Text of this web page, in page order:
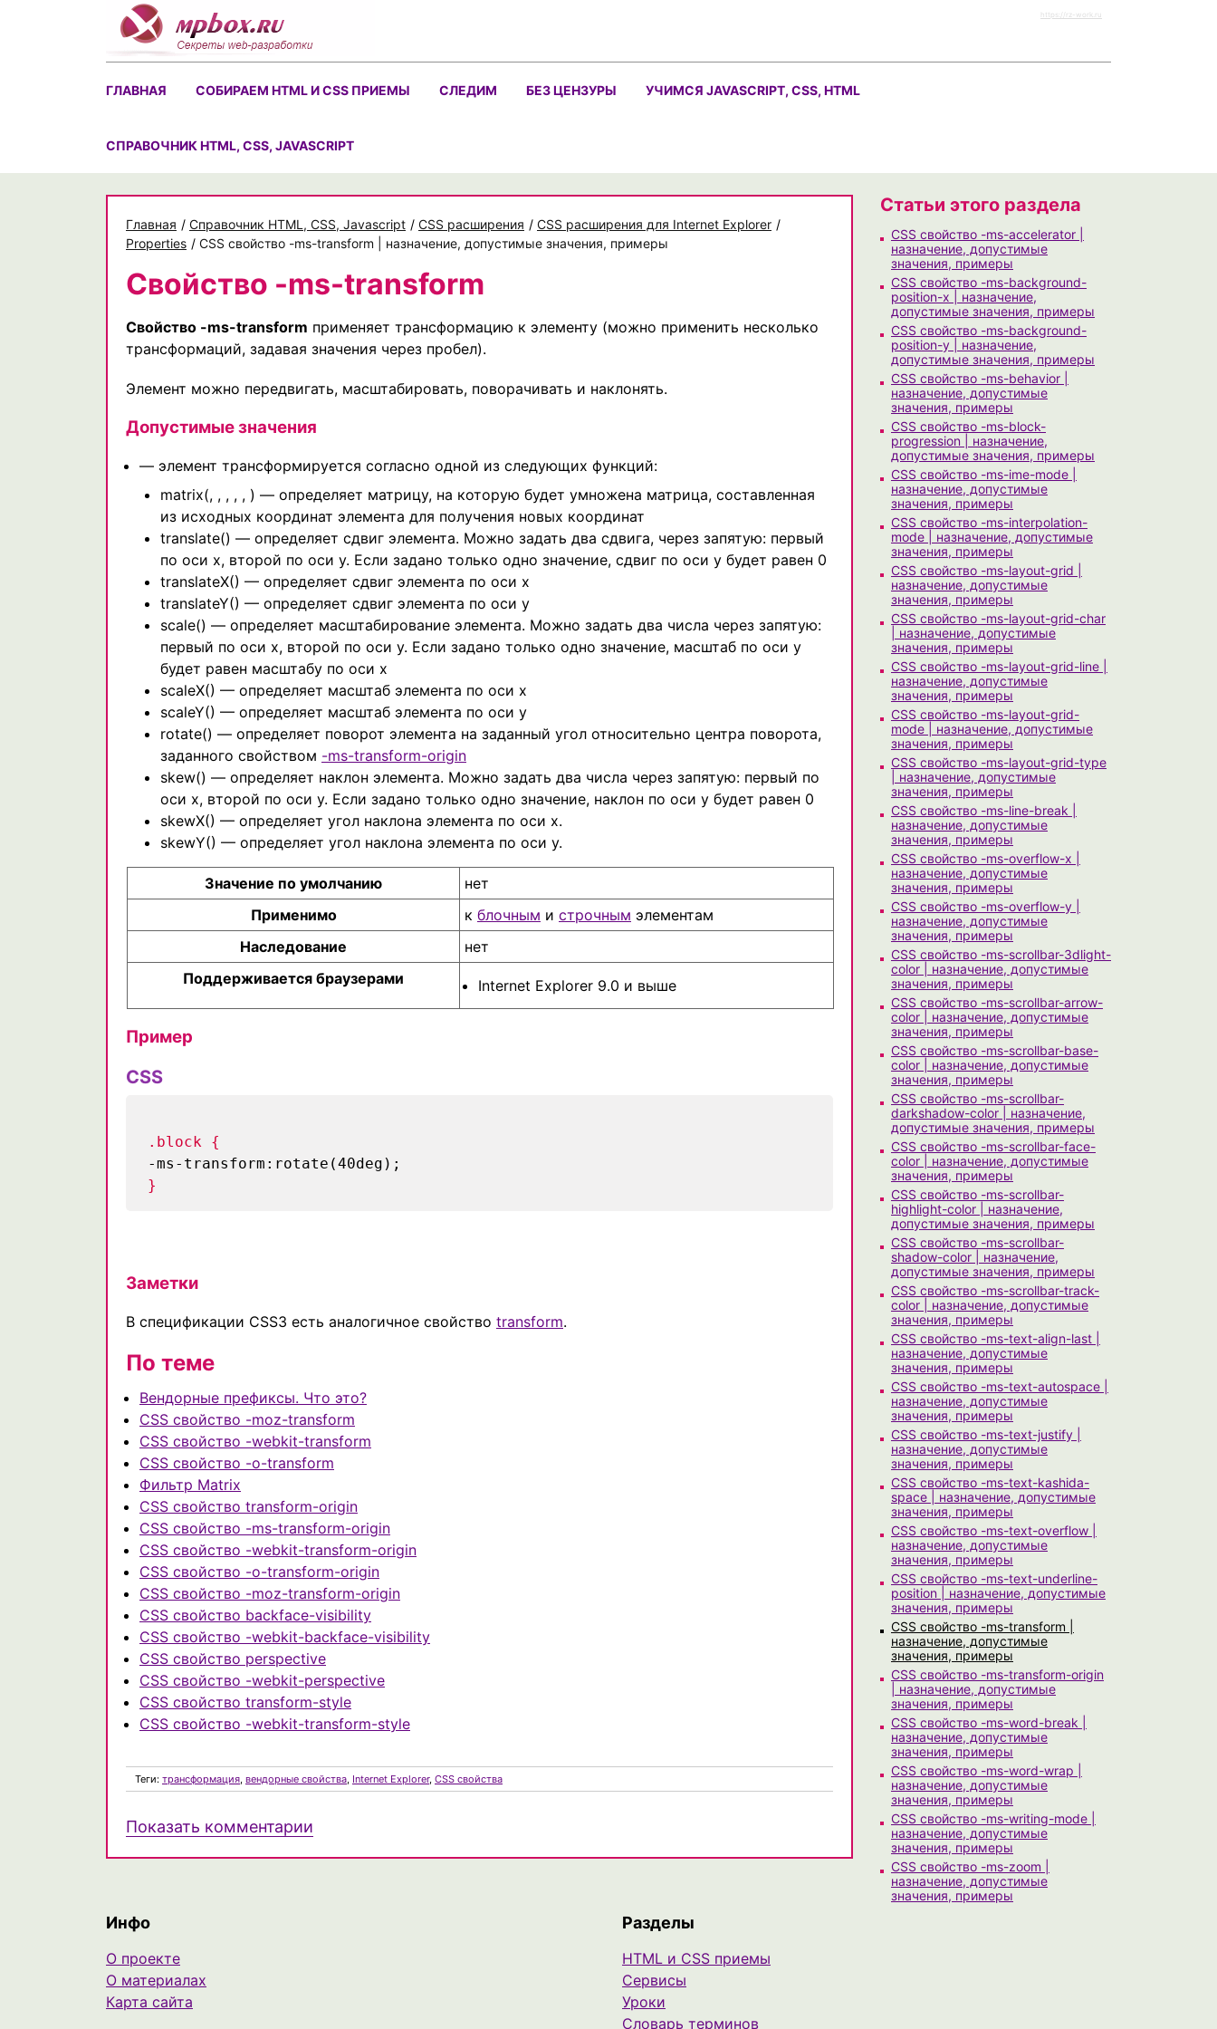
https://rz-work.ru
ГЛАВНАЯ СОБИРАЕМ HTML И CSS ПРИЕМЫ СЛЕДИМ БЕЗ ЦЕНЗУРЫ УЧИМСЯ JAVASCRIPT, CSS, HTML
CПРАВОЧНИК HTML, CSS, JAVASCRIPT
Главная / Cправочник HTML, CSS, Javascript / CSS расширения / CSS расширения для Internet Explorer /
Properties / CSS свойство -ms-transform | назначение, допустимые значения, примеры
Свойство -ms-transform
Свойство -ms-transform применяет трансформацию к элементу (можно применить несколько
трансформаций, задавая значения через пробел).
Элемент можно передвигать, масштабировать, поворачивать и наклонять.
Допустимые значения
— элемент трансформируется согласно одной из следующих функций:
matrix(, , , , , ) — определяет матрицу, на которую будет умножена матрица, составленная
из исходных координат элемента для получения новых координат
translate() — определяет сдвиг элемента. Можно задать два сдвига, через запятую: первый
по оси x, второй по оси y. Если задано только одно значение, сдвиг по оси y будет равен 0
translateX() — определяет сдвиг элемента по оси x
translateY() — определяет сдвиг элемента по оси y
scale() — определяет масштабирование элемента. Можно задать два числа через запятую:
первый по оси x, второй по оси y. Если задано только одно значение, масштаб по оси y
будет равен масштабу по оси x
scaleX() — определяет масштаб элемента по оси x
scaleY() — определяет масштаб элемента по оси y
rotate() — определяет поворот элемента на заданный угол относительно центра поворота,
заданного свойством -ms-transform-origin
skew() — определяет наклон элемента. Можно задать два числа через запятую: первый по
оси x, второй по оси y. Если задано только одно значение, наклон по оси y будет равен 0
skewX() — определяет угол наклона элемента по оси x.
skewY() — определяет угол наклона элемента по оси y.
Значение по умолчанию
нет
Применимо
к блочным и строчным элементам
Наследование
нет
Поддерживается браузерами
Internet Explorer 9.0 и выше
Пример
CSS
.block {
-ms-transform:rotate(40deg);
}
Заметки
В спецификации CSS3 есть аналогичное свойство transform.
По теме
Вендорные префиксы. Что это?
CSS свойство -moz-transform
CSS свойство -webkit-transform
CSS свойство -o-transform
Фильтр Matrix
CSS свойство transform-origin
CSS свойство -ms-transform-origin
CSS свойство -webkit-transform-origin
CSS свойство -o-transform-origin
CSS свойство -moz-transform-origin
CSS свойство backface-visibility
CSS свойство -webkit-backface-visibility
CSS свойство perspective
CSS свойство -webkit-perspective
CSS свойство transform-style
CSS свойство -webkit-transform-style
Теги: трансформация, вендорные свойства, Internet Explorer, CSS свойства
Показать комментарии
Статьи этого раздела
CSS свойство -ms-accelerator |
назначение, допустимые
значения, примеры
CSS свойство -ms-background-
position-x | назначение,
допустимые значения, примеры
CSS свойство -ms-background-
position-y | назначение,
допустимые значения, примеры
CSS свойство -ms-behavior |
назначение, допустимые
значения, примеры
CSS свойство -ms-block-
progression | назначение,
допустимые значения, примеры
CSS свойство -ms-ime-mode |
назначение, допустимые
значения, примеры
CSS свойство -ms-interpolation-
mode | назначение, допустимые
значения, примеры
CSS свойство -ms-layout-grid |
назначение, допустимые
значения, примеры
CSS свойство -ms-layout-grid-char
| назначение, допустимые
значения, примеры
CSS свойство -ms-layout-grid-line |
назначение, допустимые
значения, примеры
CSS свойство -ms-layout-grid-
mode | назначение, допустимые
значения, примеры
CSS свойство -ms-layout-grid-type
| назначение, допустимые
значения, примеры
CSS свойство -ms-line-break |
назначение, допустимые
значения, примеры
CSS свойство -ms-overflow-x |
назначение, допустимые
значения, примеры
CSS свойство -ms-overflow-y |
назначение, допустимые
значения, примеры
CSS свойство -ms-scrollbar-3dlight-
color | назначение, допустимые
значения, примеры
CSS свойство -ms-scrollbar-arrow-
color | назначение, допустимые
значения, примеры
CSS свойство -ms-scrollbar-base-
color | назначение, допустимые
значения, примеры
CSS свойство -ms-scrollbar-
darkshadow-color | назначение,
допустимые значения, примеры
CSS свойство -ms-scrollbar-face-
color | назначение, допустимые
значения, примеры
CSS свойство -ms-scrollbar-
highlight-color | назначение,
допустимые значения, примеры
CSS свойство -ms-scrollbar-
shadow-color | назначение,
допустимые значения, примеры
CSS свойство -ms-scrollbar-track-
color | назначение, допустимые
значения, примеры
CSS свойство -ms-text-align-last |
назначение, допустимые
значения, примеры
CSS свойство -ms-text-autospace |
назначение, допустимые
значения, примеры
CSS свойство -ms-text-justify |
назначение, допустимые
значения, примеры
CSS свойство -ms-text-kashida-
space | назначение, допустимые
значения, примеры
CSS свойство -ms-text-overflow |
назначение, допустимые
значения, примеры
CSS свойство -ms-text-underline-
position | назначение, допустимые
значения, примеры
CSS свойство -ms-transform |
назначение, допустимые
значения, примеры
CSS свойство -ms-transform-origin
| назначение, допустимые
значения, примеры
CSS свойство -ms-word-break |
назначение, допустимые
значения, примеры
CSS свойство -ms-word-wrap |
назначение, допустимые
значения, примеры
CSS свойство -ms-writing-mode |
назначение, допустимые
значения, примеры
CSS свойство -ms-zoom |
назначение, допустимые
значения, примеры
Инфо
О проекте
О материалах
Карта сайта
Разделы
HTML и CSS приемы
Сервисы
Уроки
Cловарь терминов